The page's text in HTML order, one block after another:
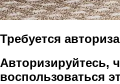
Требуется
Авторизируйтесь,
воспользоваться